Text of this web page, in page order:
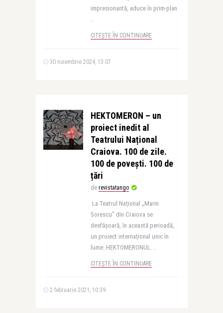
impresionantă, aduce în prim-plan
..
CITEȘTE ÎN CONTINUARE
30 noiembrie 2024, 13:07
HEKTOMERON – un
proiect inedit al
Teatrului Național
Craiova. 100 de zile.
100 de povești. 100 de
țări
de revistatango
La Teatrul Național „Marin
Sorescu” din Craiova se
desfășoară, în această perioadă,
un proiect internațional unic în
lume: HEKTOMERONUL. ..
CITEȘTE ÎN CONTINUARE
2 februarie 2021, 10:39